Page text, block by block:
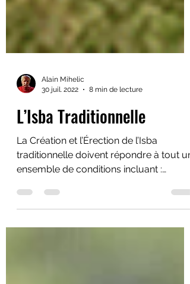
30 juil. 2022
8 min de lecture
L’Isba Traditionnelle
La Création et l’Érection de l’Isba
ensemble de conditions incluant :
Traditions – Technique - Magie